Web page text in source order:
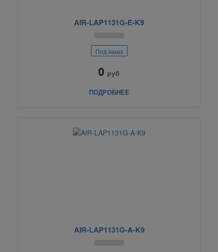
AIR-LAP1131G-E-K9
Под заказ
0 руб
ПОДРОБНЕЕ
AIR-LAP1131G-A-K9